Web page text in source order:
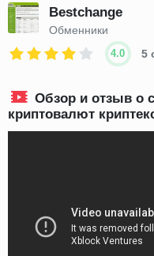
Bestchange
Обменники
4.0 5
Обзор и отзыв о
криптовалют